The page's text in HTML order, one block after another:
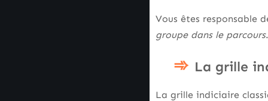
Vous êtes responsable
groupe dans le parcours
La grille
La grille indiciaire